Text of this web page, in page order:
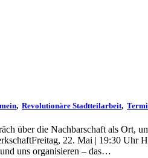
, Revolutionäre Stadtteilarbeit,
über die Nachbarschaft als Ort,
22. Mai | 19:30 Uhr
uns organisieren – das…